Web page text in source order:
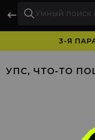
3-Я
УПС, ЧТО-ТО